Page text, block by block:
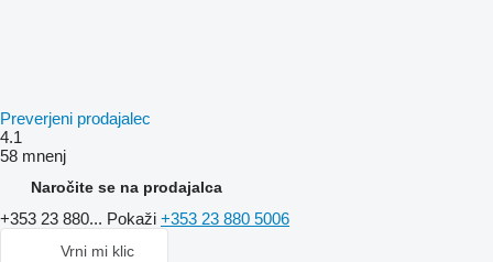
Preverjeni prodajalec
4.1
58 mnenj
Naročite se na prodajalca
+353 23 880... Pokaži +353 23 880 5006
Vrni mi klic